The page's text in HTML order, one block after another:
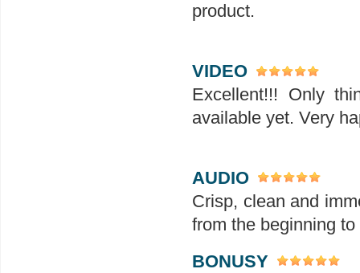
product.
VIDEO
Excellent!!! Only
available yet. Very
AUDIO
Crisp, clean and
from the beginning
BONUSY